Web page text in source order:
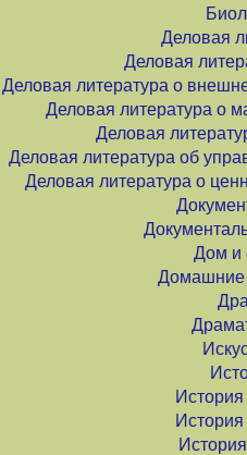
Деловая
Деловая
Деловая литература о
Деловая литература о
Деловая
Деловая литература об
Деловая литература о
Дом и
Домашние
История